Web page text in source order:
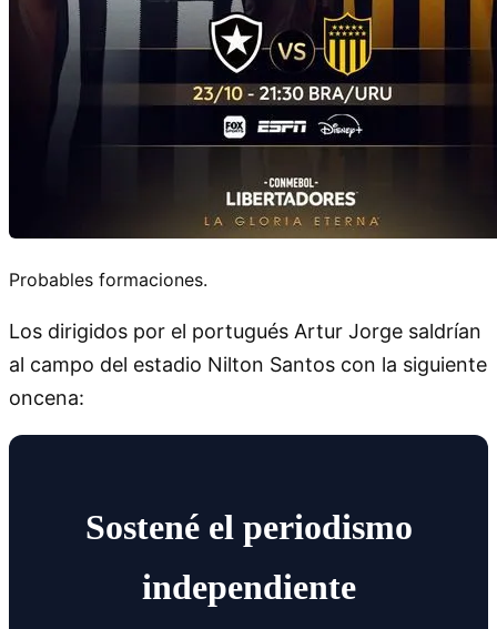
Probables formaciones.
Los dirigidos por el portugués Artur Jorge saldrían
al campo del estadio Nilton Santos con la siguiente
oncena:
Sostené el periodismo
independiente